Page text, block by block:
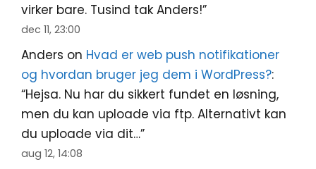
virker bare. Tusind tak Anders!”
dec 11, 23:00
Anders on Hvad er web push notifikationer
og hvordan bruger jeg dem i WordPress?:
“Hejsa. Nu har du sikkert fundet en løsning,
men du kan uploade via ftp. Alternativt kan
du uploade via dit…”
aug 12, 14:08